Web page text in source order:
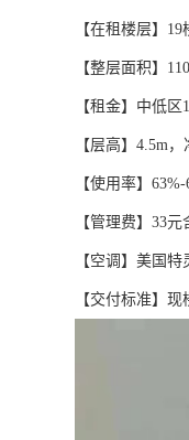
【在租楼层】19
【整层面积】
【租金】中低
【层高】4.5m，
【使用率】
【管理费】33
【空调】美国
【交付标准】